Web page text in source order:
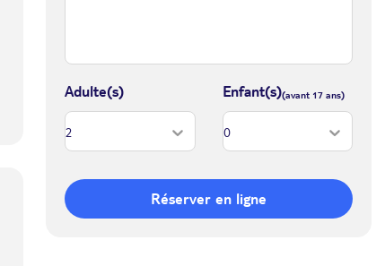
Adulte(s) Enfant(s)
Réserver en ligne